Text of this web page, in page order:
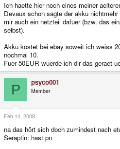
Ich haette hier noch eines meiner
Devaux schon sagte der akku
mir auch ein netzteil dafuer (bzw. das
selbst).
Akku kostet bei ebay soweit ich weiss
nochmal 10.
Fuer 50EUR wuerde ich dir das geraet
P psyco001
Member
Feb 14, 2008
na das hört sich doch zumindest nach
Seraptin: hast pn